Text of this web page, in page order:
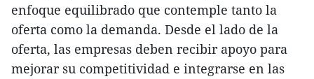
enfoque equilibrado que contemple tanto la
oferta como la demanda. Desde el lado de la
oferta, las empresas deben recibir apoyo para
mejorar su competitividad e integrarse en las